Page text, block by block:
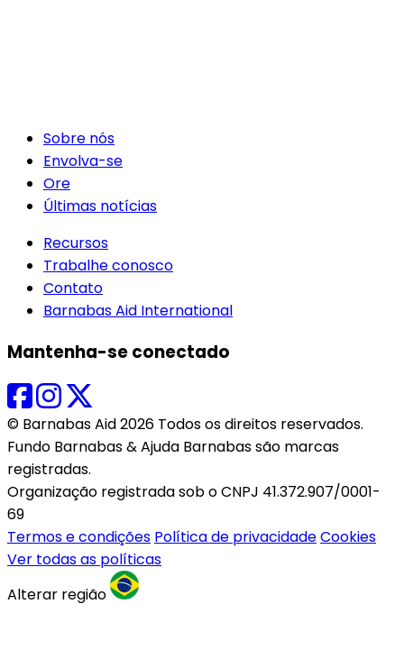
Sobre nós
Envolva-se
Ore
Últimas notícias
Recursos
Trabalhe conosco
Contato
Barnabas Aid International
Mantenha-se conectado
© Barnabas Aid 2026 Todos os direitos reservados.
Fundo Barnabas & Ajuda Barnabas são marcas
registradas.
Organização registrada sob o CNPJ 41.372.907/0001-
69
Termos e condições Política de privacidadeCookies
Ver todas as políticas
Alterar região